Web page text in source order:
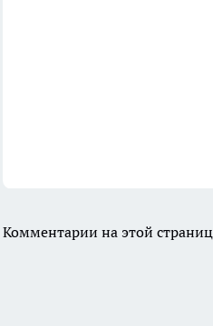
Комментарии на этой